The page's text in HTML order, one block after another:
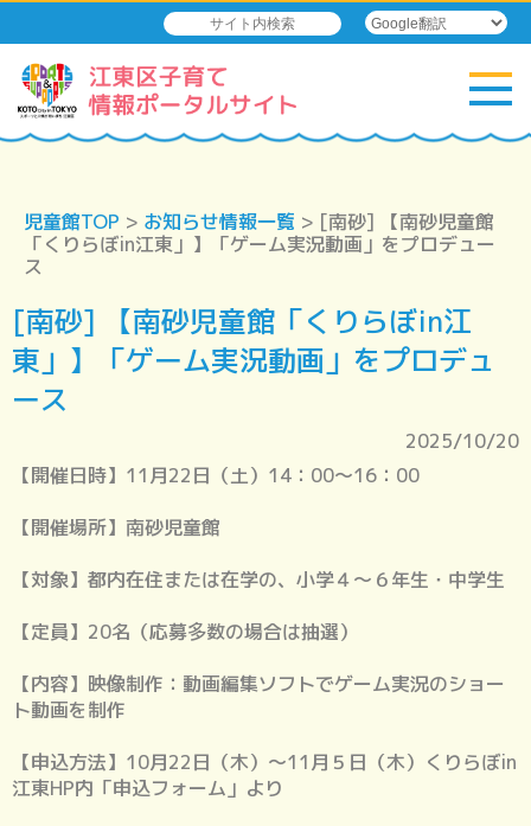
児童館TOP > お知らせ情報一覧 > [南砂] 【南砂児童館
「くりらぼin江東」】「ゲーム実況動画」をプロデュー
ス
[南砂] 【南砂児童館「くりらぼin江
東」】「ゲーム実況動画」をプロデュ
ース
2025/10/20
【開催日時】11月22日（土）14：00～16：00
【開催場所】南砂児童館
【対象】都内在住または在学の、小学４～６年生・中学生
【定員】20名（応募多数の場合は抽選）
【内容】映像制作：動画編集ソフトでゲーム実況のショー
ト動画を制作
【申込方法】10月22日（木）～11月５日（木）くりらぼin
江東HP内「申込フォーム」より